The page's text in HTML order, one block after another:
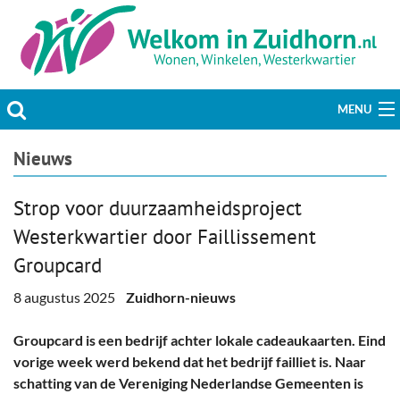
MENU
Actueel
Welzijn & Maatschappij
Bedrijven
Plaats bericht
Nieuws
Strop voor duurzaamheidsproject
Westerkwartier door Faillissement
Groupcard
8 augustus 2025 Zuidhorn-nieuws
Groupcard is een bedrijf achter lokale cadeaukaarten. Eind
vorige week werd bekend dat het bedrijf failliet is. Naar
schatting van de Vereniging Nederlandse Gemeenten is